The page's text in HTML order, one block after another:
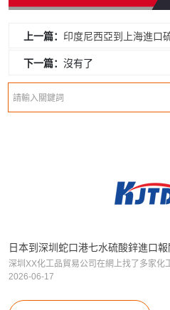
上一篇： 印度尼西亞到上海進口
下一篇： 沒有了
日本到深圳蛇口港七水硫酸鋅進口
2026-06-17